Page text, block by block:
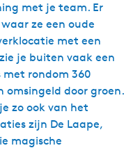
met je team. Er
ze een oude
met een
je buiten vaak een
met rondom 360
door groen.
zo ook van het
zijn De Laape,
magische